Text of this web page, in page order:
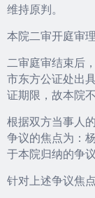
维持原判。
本院二审开庭审
二审庭审结束后
市东方公证处出
证期限，故本院不
根据双方当事人
争议的焦点为：
于本院归纳的争
针对上述争议焦